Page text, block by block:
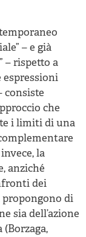
– e già
– rispetto a
espressioni
consiste
che
i limiti di una
la
anziché
dei
di
sia dell’azione